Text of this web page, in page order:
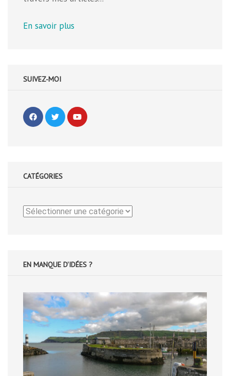
En savoir plus
SUIVEZ-MOI
CATÉGORIES
Catégories
EN MANQUE D'IDÉES ?